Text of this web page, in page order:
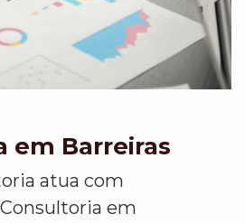
em Barreiras
atua com
em